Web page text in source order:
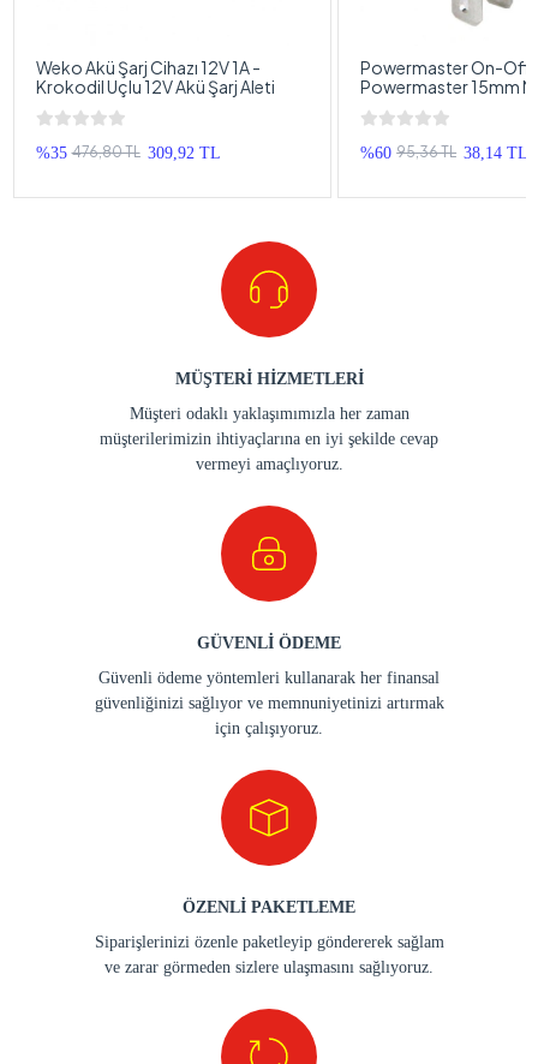
Weko Akü Şarj Cihazı 12V 1A -
Krokodil Uçlu 12V Akü Şarj Aleti
%35 476,80 TL 309,92 TL
Powermaster On-Off
Powermaster 15mm
Yuvarlak Işıksız On-
%60 95,36 TL 38,14 TL
MÜŞTERİ HİZMETLERİ
Müşteri odaklı yaklaşımımızla her zaman
müşterilerimizin ihtiyaçlarına en iyi şekilde cevap
vermeyi amaçlıyoruz.
GÜVENLİ ÖDEME
Güvenli ödeme yöntemleri kullanarak her finansal
güvenliğinizi sağlıyor ve memnuniyetinizi artırmak
için çalışıyoruz.
ÖZENLİ PAKETLEME
Siparişlerinizi özenle paketleyip göndererek sağlam
ve zarar görmeden sizlere ulaşmasını sağlıyoruz.